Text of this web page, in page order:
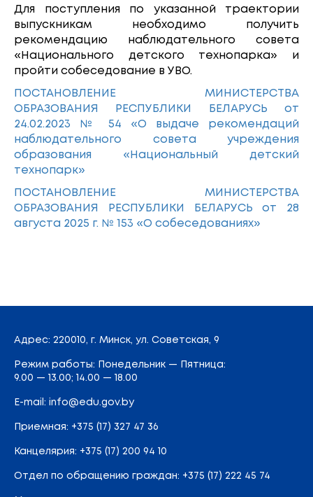
Для поступления по указанной траектории
выпускникам необходимо получить
рекомендацию наблюдательного совета
«Национального детского технопарка» и
пройти собеседование в УВО.
ПОСТАНОВЛЕНИЕ МИНИСТЕРСТВА
ОБРАЗОВАНИЯ РЕСПУБЛИКИ БЕЛАРУСЬ от
24.02.2023 № 54 «О выдаче рекомендаций
наблюдательного совета учреждения
образования «Национальный детский
технопарк»
ПОСТАНОВЛЕНИЕ МИНИСТЕРСТВА
ОБРАЗОВАНИЯ РЕСПУБЛИКИ БЕЛАРУСЬ от 28
августа 2025 г. № 153 «О собеседованиях»
Адрес: 220010, г. Минск, ул. Советская, 9
Режим работы: Понедельник — Пятница:
9.00 — 13.00; 14.00 — 18.00
E-mail: info@edu.gov.by
Приемная: +375 (17) 327 47 36
Канцелярия: +375 (17) 200 94 10
Отдел по обращению граждан: +375 (17) 222 45 74